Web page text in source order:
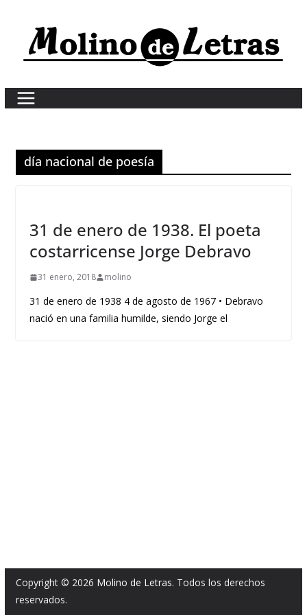
content
día nacional de poesía
31 de enero de 1938. El poeta
costarricense Jorge Debravo
31 enero, 2018 molino
31 de enero de 1938 4 de agosto de 1967 • Debravo
nació en una familia humilde, siendo Jorge el
Copyright © 2026 Molino de Letras. Todos los derechos
reservados.